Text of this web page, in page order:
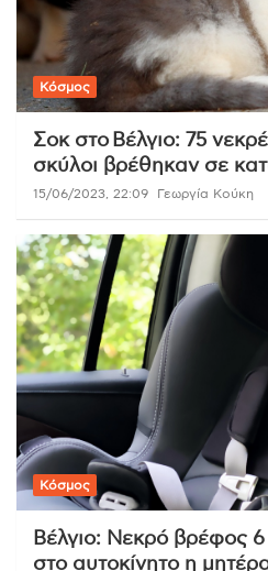
Κόσμος
Σοκ στο Βέλγιο: 75
σκύλοι βρέθηκαν σε
15/06/2023, 22:09 Γεωργία Κούκη
Κόσμος
Βέλγιο: Νεκρό βρέφος
στο αυτοκίνητο η